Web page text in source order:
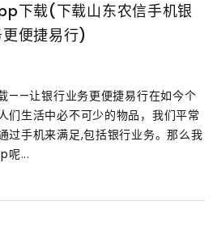
下载(下载山东农信手机银
便捷易行)
——让银行业务更便捷易行在如今个
们生活中必不可少的物品，我们平常
过手机来满足,包括银行业务。那么我
呢...